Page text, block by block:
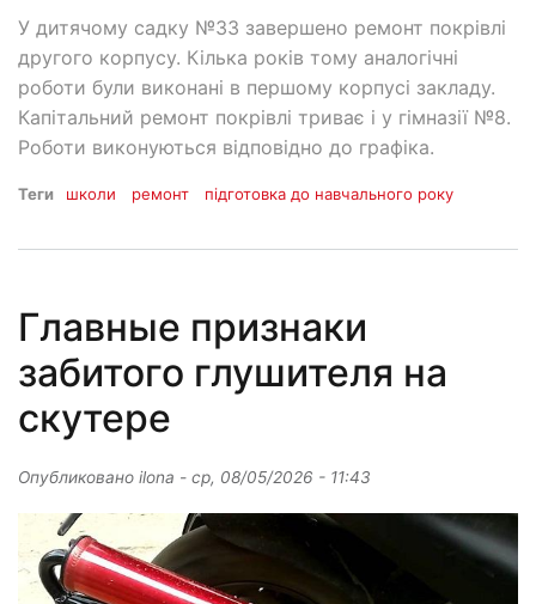
У дитячому садку №33 завершено ремонт покрівлі
другого корпусу. Кілька років тому аналогічні
роботи були виконані в першому корпусі закладу.
Капітальний ремонт покрівлі триває і у гімназії №8.
Роботи виконуються відповідно до графіка.
Теги школи ремонт підготовка до навчального року
Главные признаки
забитого глушителя на
скутере
Опубликовано ilona - ср, 08/05/2026 - 11:43